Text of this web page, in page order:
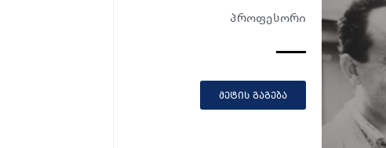
პროფესორი
მეტის გაგება